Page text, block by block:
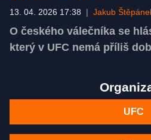
13. 04. 2026 17:38 Jakub
O českého válečníka se
který v UFC nemá příliš
UFC